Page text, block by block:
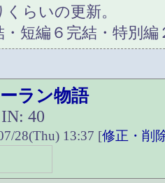
らいの更新。
・短編６完結・特別編
ラン物語
40
28(Thu) 13:37 [修正・削